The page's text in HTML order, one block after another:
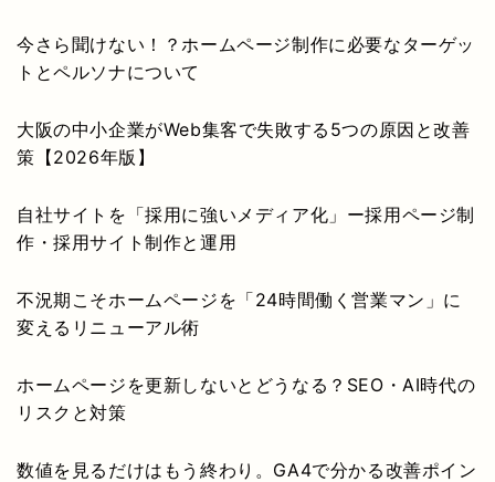
今さら聞けない！？ホームページ制作に必要なターゲッ
トとペルソナについて
大阪の中小企業がWeb集客で失敗する5つの原因と改善
策【2026年版】
自社サイトを「採用に強いメディア化」ー採用ページ制
作・採用サイト制作と運用
不況期こそホームページを「24時間働く営業マン」に
変えるリニューアル術
ホームページを更新しないとどうなる？SEO・AI時代の
リスクと対策
数値を見るだけはもう終わり。GA4で分かる改善ポイン